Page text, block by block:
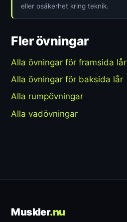
eller osäkerhet kring teknik.
Fler övningar
Alla övningar för framsida lår
Alla övningar för baksida lår
Alla rumpövningar
Alla vadövningar
Muskler.nu